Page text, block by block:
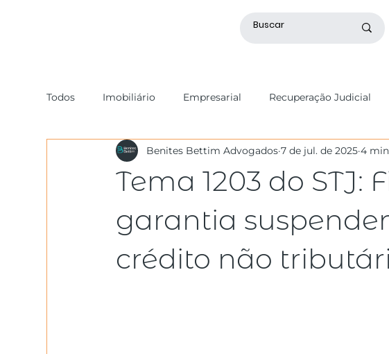
Todos Imobiliário Empresarial Recuperação Judicial
Societário Recuperação de Crédito Tributário
Geral
Tema 1203 do STJ:
garantia
crédito não
Benites Bettim Advogados 7 de jul. de 2025 4